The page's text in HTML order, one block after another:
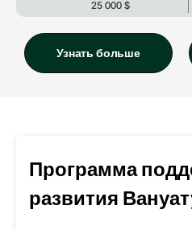
25 000 $
Узнать больше
Программа
развития